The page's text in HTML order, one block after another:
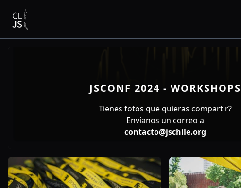
JSCONF 2024 - WORKSHOPS
Tienes fotos que quieras compartir?
Envíanos un correo a
contacto@jschile.org